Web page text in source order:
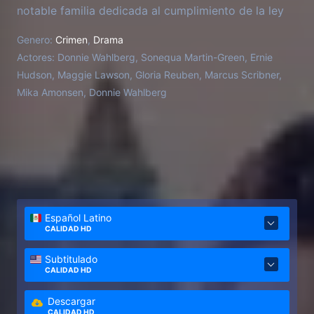
notable familia dedicada al cumplimiento de la ley
Genero: Crimen, Drama
Actores: Donnie Wahlberg, Sonequa Martin-Green, Ernie
Hudson, Maggie Lawson, Gloria Reuben, Marcus Scribner,
Mika Amonsen, Donnie Wahlberg
Español Latino
CALIDAD HD
Subtitulado
CALIDAD HD
Descargar
CALIDAD HD